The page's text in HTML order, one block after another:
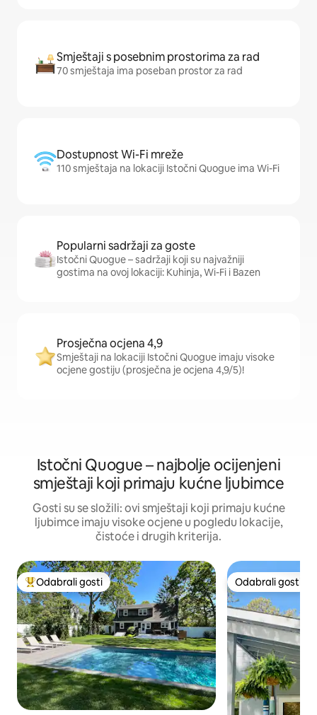
Smještaji s posebnim prostorima za rad
70 smještaja ima poseban prostor za rad
Dostupnost Wi-Fi mreže
110 smještaja na lokaciji Istočni Quogue ima Wi-Fi
Popularni sadržaji za goste
Istočni Quogue – sadržaji koji su najvažniji
gostima na ovoj lokaciji: Kuhinja, Wi-Fi i Bazen
Prosječna ocjena 4,9
Smještaji na lokaciji Istočni Quogue imaju visoke
ocjene gostiju (prosječna je ocjena 4,9/5)!
Istočni Quogue – najbolje ocijenjeni
smještaji koji primaju kućne ljubimce
Gosti su se složili: ovi smještaji koji primaju kućne
ljubimce imaju visoke ocjene u pogledu lokacije,
čistoće i drugih kriterija.
Među najviše rangiranima s oznakom „Odabrali gosti”
Odabrali gosti Odabrali gosti
Odabrali gosti